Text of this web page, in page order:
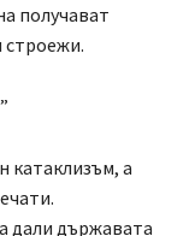
получават
строежи.
катаклизъм, а
дали държавата